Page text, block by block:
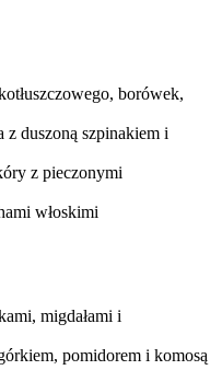
borówek,
z duszoną szpinakiem i
z pieczonymi
włoskimi
migdałami i
pomidorem i komosą